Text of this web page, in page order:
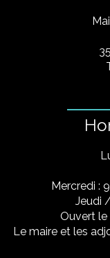
Mercredi :
Jeudi
Ouvert le
Le maire et les